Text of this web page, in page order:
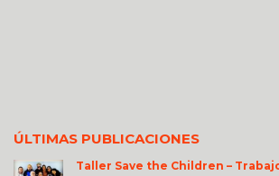
ÚLTIMAS PUBLICACIONES
Taller Save the Children –